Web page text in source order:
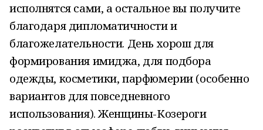
исполнятся сами, а остальное вы получите
благодаря дипломатичности и
благожелательности. День хорош для
формирования имиджа, для подбора
одежды, косметики, парфюмерии (особенно
вариантов для повседневного
использования). Женщины-Козероги